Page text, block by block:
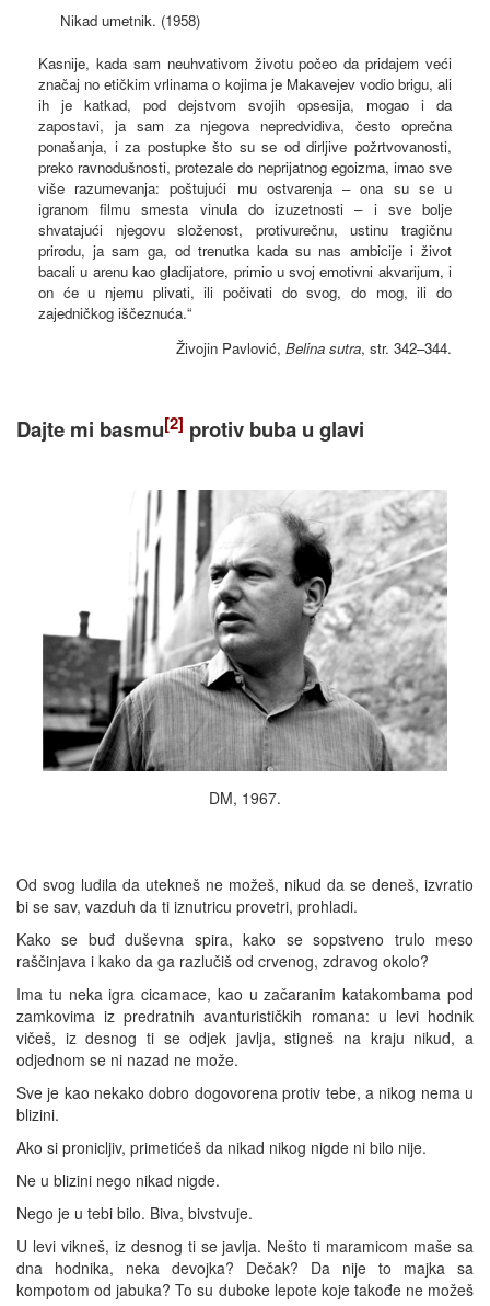
Nikad umetnik. (1958)
Kasnije, kada sam neuhvativom životu počeo da pridajem veći
značaj no etičkim vrlinama o kojima je Makavejev vodio brigu, ali
ih je katkad, pod dejstvom svojih opsesija, mogao i da
zapostavi, ja sam za njegova nepredvidiva, često oprečna
ponašanja, i za postupke što su se od dirljive požrtvovanosti,
preko ravnodušnosti, protezale do neprijatnog egoizma, imao sve
više razumevanja: poštujući mu ostvarenja – ona su se u
igranom filmu smesta vinula do izuzetnosti – i sve bolje
shvatajući njegovu složenost, protivurečnu, ustinu tragičnu
prirodu, ja sam ga, od trenutka kada su nas ambicije i život
bacali u arenu kao gladijatore, primio u svoj emotivni akvarijum, i
on će u njemu plivati, ili počivati do svog, do mog, ili do
zajedničkog iščeznuća.“
Živojin Pavlović, Belina sutra, str. 342–344.
Dajte mi basmu[2] protiv buba u glavi
DM, 1967.
Od svog ludila da utekneš ne možeš, nikud da se deneš, izvratio
bi se sav, vazduh da ti iznutricu provetri, prohladi.
Kako se buđ duševna spira, kako se sopstveno trulo meso
raščinjava i kako da ga razlučiš od crvenog, zdravog okolo?
Ima tu neka igra cicamace, kao u začaranim katakombama pod
zamkovima iz predratnih avanturističkih romana: u levi hodnik
vičeš, iz desnog ti se odjek javlja, stigneš na kraju nikud, a
odjednom se ni nazad ne može.
Sve je kao nekako dobro dogovorena protiv tebe, a nikog nema u
blizini.
Ako si pronicljiv, primetićeš da nikad nikog nigde ni bilo nije.
Ne u blizini nego nikad nigde.
Nego je u tebi bilo. Biva, bivstvuje.
U levi vikneš, iz desnog ti se javlja. Nešto ti maramicom maše sa
dna hodnika, neka devojka? Dečak? Da nije to majka sa
kompotom od jabuka? To su duboke lepote koje takođe ne možeš